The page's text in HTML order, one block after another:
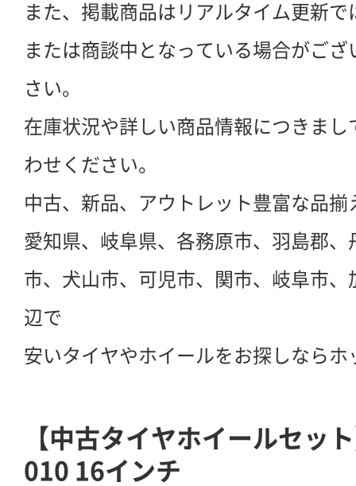
また、掲載商品はリアルタイム更新
または商談中となっている場合がご
さい。
在庫状況や詳しい商品情報につきま
わせください。
中古、新品、アウトレット豊富な品揃
愛知県、岐阜県、各務原市、羽島郡
市、犬山市、可児市、関市、岐阜市
辺で
安いタイヤやホイールをお探しなら
【中古タイヤホイールセッ
010 16インチ